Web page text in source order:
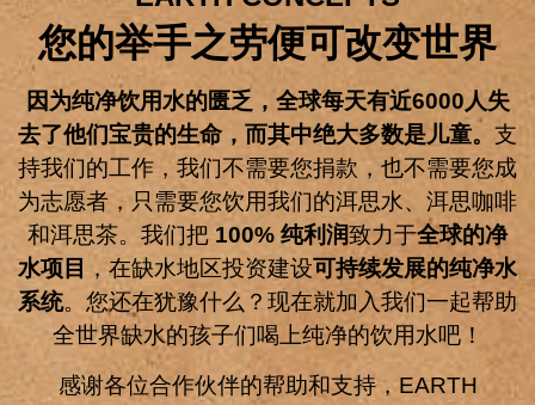
您的举手之劳便可改变世界
因为纯净饮用水的匮乏，全球每天有近6000人失
去了他们宝贵的生命，而其中绝大多数是儿童。 支
持我们的工作，我们不需要您捐款，也不需要您成
为志愿者，只需要您饮用我们的洱思水、洱思咖啡
和洱思茶。我们把 100% 纯利润致力于全球的净
水项目
，在缺水地区投资建设可持续发展的纯净水
系统。您还在犹豫什么？现在就加入我们一起帮助
全世界缺水的孩子们喝上纯净的饮用水吧！
感谢各位合作伙伴的帮助和支持，EARTH